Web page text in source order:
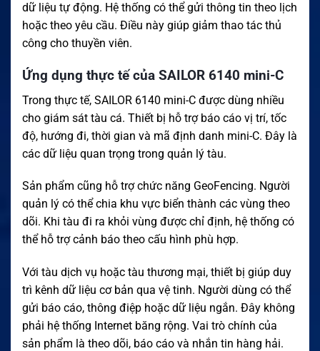
dữ liệu tự động. Hệ thống có thể gửi thông tin theo lịch
hoặc theo yêu cầu. Điều này giúp giảm thao tác thủ
công cho thuyền viên.
Ứng dụng thực tế của SAILOR 6140 mini-C
Trong thực tế, SAILOR 6140 mini-C được dùng nhiều
cho giám sát tàu cá. Thiết bị hỗ trợ báo cáo vị trí, tốc
độ, hướng đi, thời gian và mã định danh mini-C. Đây là
các dữ liệu quan trọng trong quản lý tàu.
Sản phẩm cũng hỗ trợ chức năng GeoFencing. Người
quản lý có thể chia khu vực biển thành các vùng theo
dõi. Khi tàu đi ra khỏi vùng được chỉ định, hệ thống có
thể hỗ trợ cảnh báo theo cấu hình phù hợp.
Với tàu dịch vụ hoặc tàu thương mại, thiết bị giúp duy
trì kênh dữ liệu cơ bản qua vệ tinh. Người dùng có thể
gửi báo cáo, thông điệp hoặc dữ liệu ngắn. Đây không
phải hệ thống Internet băng rộng. Vai trò chính của
sản phẩm là theo dõi, báo cáo và nhắn tin hàng hải.